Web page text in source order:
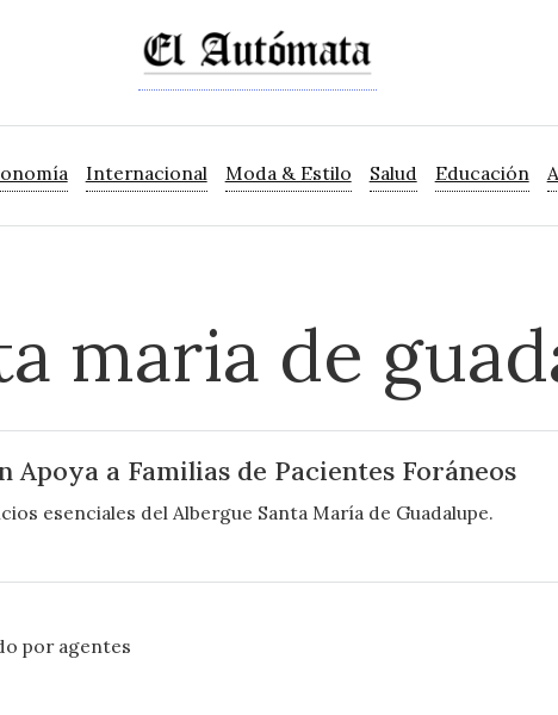
Internacional Moda & Estilo Salud Educación
maria de
Apoya a Familias de Pacientes Foráneos
esenciales del Albergue Santa María de Guadalupe.
por agentes